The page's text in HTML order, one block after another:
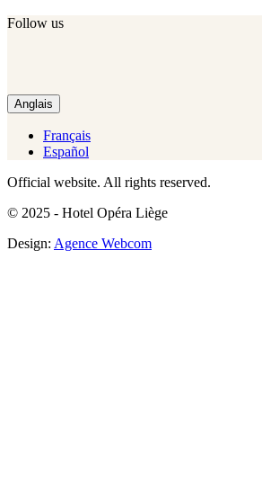
Follow us
Anglais
Français
Español
Official website. All rights reserved.
© 2025 - Hotel Opéra Liège
Design: Agence Webcom